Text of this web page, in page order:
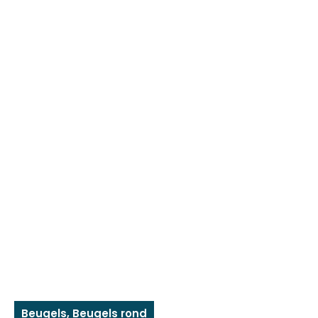
Beugels, Beugels rond